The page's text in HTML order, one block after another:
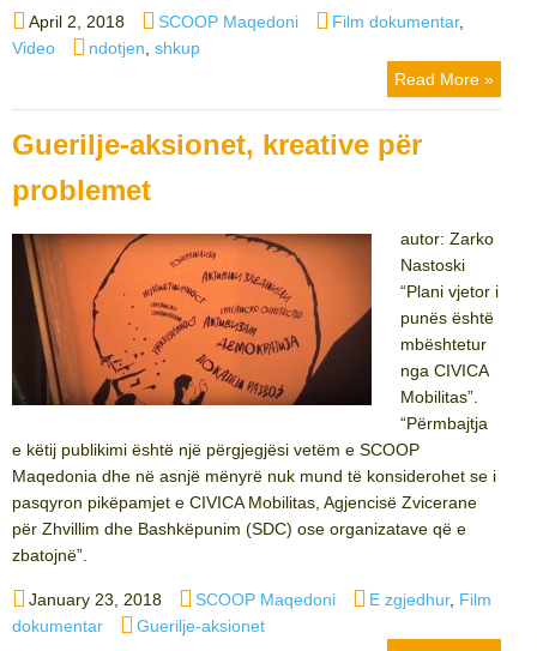
Posted
on
April 2, 2018 Author
SCOOP Maqedoni Categories
Film dokumentar,
Video
Tags
ndotjen shkup
Read More »
Guerilje-aksionet, kreative për
problemet
autor: Zarko
Nastoski
“Plani vjetor i
punës është
mbështetur
nga CIVICA
Mobilitas”.
“Përmbajtja
e këtij publikimi është një përgjegjësi vetëm e SCOOP
Maqedonia dhe në asnjë mënyrë nuk mund të konsiderohet se i
pasqyron pikëpamjet e CIVICA Mobilitas, Agjencisë Zvicerane
për Zhvillim dhe Bashkëpunim (SDC) ose organizatave që e
zbatojnë”.
Posted
on
January 23, 2018 Author
SCOOP Maqedoni Categories
E zgjedhur, Film
dokumentar
Tags
Guerilje-aksionet